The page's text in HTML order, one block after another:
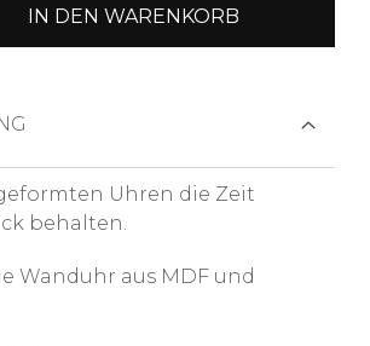
IN DEN WARENKORB
Uhren die Zeit
behalten.
Wanduhr aus MDF und